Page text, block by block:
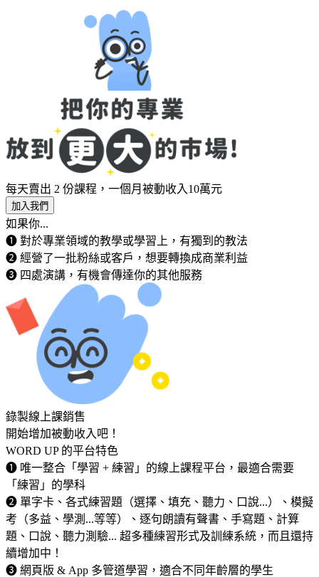
每天賣出 2 份課程，一個月被動收入10萬元
加入我們
如果你...
➊ 對於專業領域的教學或學習上，有獨到的教法
➋ 經營了一批粉絲或客戶，想要轉換成商業利益
➌ 四處演講，有機會傳達你的其他服務
錄製線上課銷售
開始增加被動收入吧！
WORD UP 的平台特色
➊ 唯一整合「學習 + 練習」的線上課程平台，最適合需要
「練習」的學科
➋ 單字卡、各式練習題（選擇、填充、聽力、口說...）、模擬
考（多益、學測...等等）、逐句朗讀有聲書、手寫題、計算
題、口說、聽力測驗... 超多種練習形式及訓練系統，而且還持
續增加中！
➌ 網頁版 & App 多管道學習，適合不同年齡層的學生